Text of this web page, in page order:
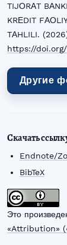
TIJОRАT
KRЕDIT
TАHLILI.
https://
Другие
Скачать
Endnote/
BibTeX
Это
«Attribution»